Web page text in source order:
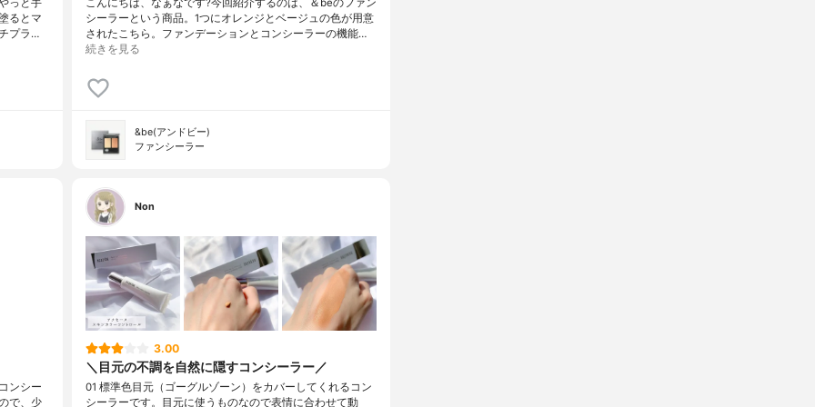
っと手
るとマ
プラ…
こんにちは、なぁなです?今回紹介するのは、＆beのファン
シーラーという商品。1つにオレンジとベージュの色が用意
されたこちら。ファンデーションとコンシーラーの機能…
続きを見る
&be(アンドビー)
ファンシーラー
ンシー
で、少
Non
3.00
＼目元の不調を自然に隠すコンシーラー／
01 標準色目元（ゴーグルゾーン）をカバーしてくれるコン
シーラーです。目元に使うものなので表情に合わせて動